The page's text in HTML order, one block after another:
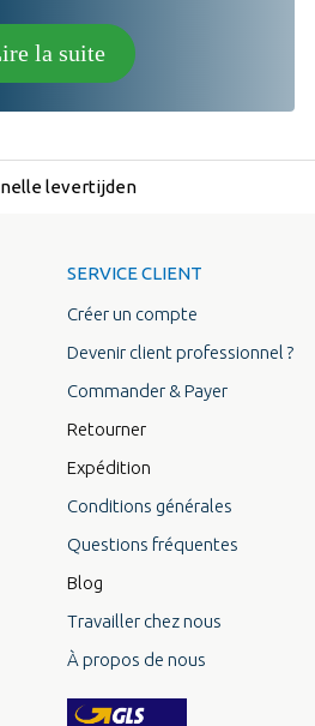
la suite
levertijden
SERVICE CLIENT
Créer un compte
Devenir client professionnel ?
Commander & Payer
Retourner
Expédition
Conditions générales
Questions fréquentes
Blog
Travailler chez nous
À propos de nous